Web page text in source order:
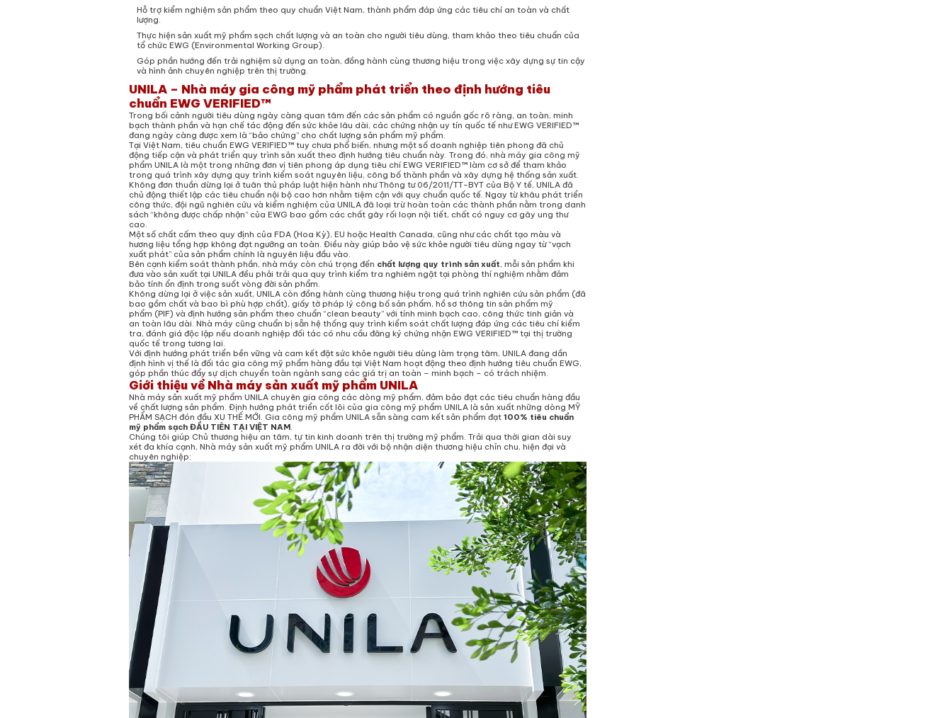
Hỗ trợ kiểm nghiệm sản phẩm theo quy chuẩn Việt Nam, thành phẩm đáp ứng các tiêu chí an toàn và chất
lượng.
Thực hiện sản xuất mỹ phẩm sạch chất lượng và an toàn cho người tiêu dùng, tham khảo theo tiêu chuẩn của
tổ chức EWG (Environmental Working Group).
Góp phần hướng đến trải nghiệm sử dụng an toàn, đồng hành cùng thương hiệu trong việc xây dựng sự tin cậy
và hình ảnh chuyên nghiệp trên thị trường.
UNILA – Nhà máy gia công mỹ phẩm phát triển theo định hướng tiêu
chuẩn EWG VERIFIED™
Trong bối cảnh người tiêu dùng ngày càng quan tâm đến các sản phẩm có nguồn gốc rõ ràng, an toàn, minh
bạch thành phần và hạn chế tác động đến sức khỏe lâu dài, các chứng nhận uy tín quốc tế như EWG VERIFIED™
đang ngày càng được xem là “bảo chứng” cho chất lượng sản phẩm mỹ phẩm.
Tại Việt Nam, tiêu chuẩn EWG VERIFIED™ tuy chưa phổ biến, nhưng một số doanh nghiệp tiên phong đã chủ
động tiếp cận và phát triển quy trình sản xuất theo định hướng tiêu chuẩn này. Trong đó, nhà máy gia công mỹ
phẩm UNILA là một trong những đơn vị tiên phong áp dụng tiêu chí EWG VERIFIED™ làm cơ sở để tham khảo
trong quá trình xây dựng quy trình kiểm soát nguyên liệu, công bố thành phần và xây dựng hệ thống sản xuất.
Không đơn thuần dừng lại ở tuân thủ pháp luật hiện hành như Thông tư 06/2011/TT-BYT của Bộ Y tế, UNILA đã
chủ động thiết lập các tiêu chuẩn nội bộ cao hơn nhằm tiệm cận với quy chuẩn quốc tế. Ngay từ khâu phát triển
công thức, đội ngũ nghiên cứu và kiểm nghiệm của UNILA đã loại trừ hoàn toàn các thành phần nằm trong danh
sách “không được chấp nhận” của EWG bao gồm các chất gây rối loạn nội tiết, chất có nguy cơ gây ung thư
cao.
Một số chất cấm theo quy định của FDA (Hoa Kỳ), EU hoặc Health Canada, cũng như các chất tạo màu và
hương liệu tổng hợp không đạt ngưỡng an toàn. Điều này giúp bảo vệ sức khỏe người tiêu dùng ngay từ “vạch
xuất phát” của sản phẩm chính là nguyên liệu đầu vào.
Bên cạnh kiểm soát thành phần, nhà máy còn chú trọng đến chất lượng quy trình sản xuất, mỗi sản phẩm khi
đưa vào sản xuất tại UNILA đều phải trải qua quy trình kiểm tra nghiêm ngặt tại phòng thí nghiệm nhằm đảm
bảo tính ổn định trong suốt vòng đời sản phẩm.
Không dừng lại ở việc sản xuất, UNILA còn đồng hành cùng thương hiệu trong quá trình nghiên cứu sản phẩm (đã
bao gồm chất và bao bì phù hợp chất), giấy tờ pháp lý công bố sản phẩm, hồ sơ thông tin sản phẩm mỹ
phẩm (PIF) và định hướng sản phẩm theo chuẩn “clean beauty” với tính minh bạch cao, công thức tinh giản và
an toàn lâu dài. Nhà máy cũng chuẩn bị sẵn hệ thống quy trình kiểm soát chất lượng đáp ứng các tiêu chí kiểm
tra, đánh giá độc lập nếu doanh nghiệp đối tác có nhu cầu đăng ký chứng nhận EWG VERIFIED™ tại thị trường
quốc tế trong tương lai.
Với định hướng phát triển bền vững và cam kết đặt sức khỏe người tiêu dùng làm trọng tâm, UNILA đang dần
định hình vị thế là đối tác gia công mỹ phẩm hàng đầu tại Việt Nam hoạt động theo định hướng tiêu chuẩn EWG,
góp phần thúc đẩy sự dịch chuyển toàn ngành sang các giá trị an toàn – minh bạch – có trách nhiệm.
Giới thiệu về Nhà máy sản xuất mỹ phẩm UNILA
Nhà máy sản xuất mỹ phẩm UNILA chuyên gia công các dòng mỹ phẩm, đảm bảo đạt các tiêu chuẩn hàng đầu
về chất lượng sản phẩm. Định hướng phát triển cốt lõi của gia công mỹ phẩm UNILA là sản xuất những dòng MỸ
PHẨM SẠCH đón đầu XU THẾ MỚI. Gia công mỹ phẩm UNILA sẵn sàng cam kết sản phẩm đạt 100% tiêu chuẩn
mỹ phẩm sạch ĐẦU TIÊN TẠI VIỆT NAM
Chúng tôi giúp Chủ thương hiệu an tâm, tự tin kinh doanh trên thị trường mỹ phẩm. Trải qua thời gian dài suy
xét đa khía cạnh, Nhà máy sản xuất mỹ phẩm UNILA ra đời với bộ nhận diện thương hiệu chỉn chu, hiện đại và
chuyên nghiệp: